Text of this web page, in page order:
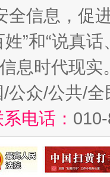
全信息，促
”和“说真
息时代现实
/公众/公共/
电话：